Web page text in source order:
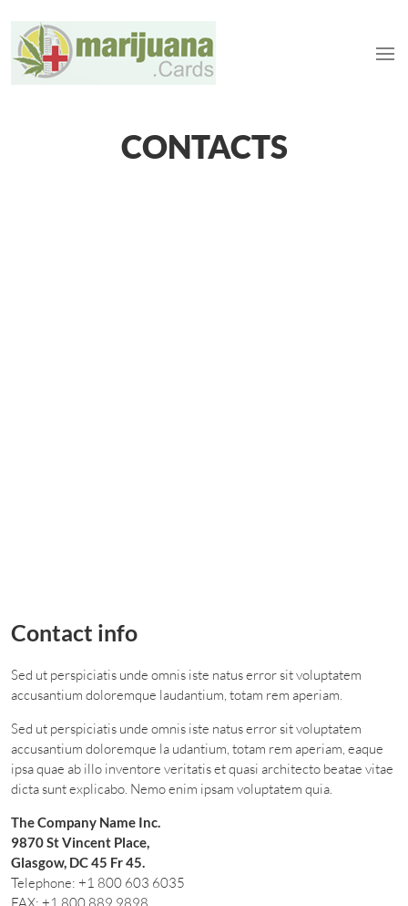
CONTACTS
Contact info
Sed ut perspiciatis unde omnis iste natus error sit voluptatem
accusantium doloremque laudantium, totam rem aperiam.
Sed ut perspiciatis unde omnis iste natus error sit voluptatem
accusantium doloremque la udantium, totam rem aperiam, eaque
ipsa quae ab illo inventore veritatis et quasi architecto beatae vitae
dicta sunt explicabo. Nemo enim ipsam voluptatem quia.
The Company Name Inc.
9870 St Vincent Place,
Glasgow, DC 45 Fr 45.
Telephone: +1 800 603 6035
FAX: +1 800 889 9898